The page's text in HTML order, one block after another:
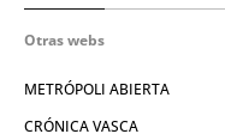
Otras webs
METRÓPOLI ABIERTA
CRÓNICA VASCA